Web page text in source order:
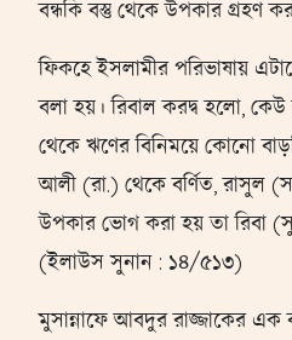
বন্ধকি বস্তু থেকে উপকার গ্রহণ
ফিকহে ইসলামীর পরিভাষায়
বলা হয়। রিবাল করদ্ব হলো,
থেকে ঋণের বিনিময়ে কোনো
আলী (রা.) থেকে বর্ণিত, রাসুল
উপকার ভোগ করা হয় তা রিবা
(ইলাউস সুনান : ১৪/৫১৩)
মুসান্নাফে আবদুর রাজ্জাকের এক